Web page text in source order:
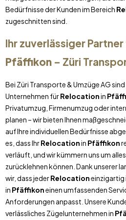
Bedürfnisse der Kunden im Bereich
zugeschnitten sind.
Ihr zuverlässiger
Pfäffikon– Züri
Bei Züri Transporte & Umzüge AG
Unternehmen fürRelocationin
Privatumzug, Firmenumzug oder
planen – wir bieten Ihnen
auf Ihre individuellen Bedürfnisse
es, dass IhrRelocationin Pfäffikon
verläuft, und wir kümmern uns um
zurücklehnen können. Dank unserer
wir, dass jederRelocationeinzigartig
in Pfäffikoneinen umfassenden
Anforderungen anpasst. Unsere
verlässliches Zügelunternehmen in